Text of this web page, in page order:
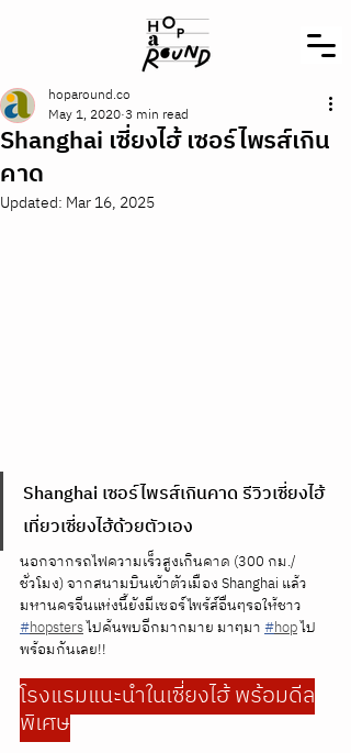
Shanghai เซี่ยงไฮ้ เซอร์ไพรส์เกิน
คาด
hoparound.co
May 1, 2020 3 min read
Updated: Mar 16, 2025
Shanghai เซอร์ไพรส์เกินคาด รีวิวเซี่ยงไฮ้
เที่ยวเซี่ยงไฮ้ด้วยตัวเอง
นอกจากรถไฟความเร็วสูงเกินคาด (300 กม./
ชั่วโมง) จากสนามบินเข้าตัวเมือง Shanghai แล้ว
มหานครจีนแห่งนี้ยังมีเซอร์ไพร้ส์อื่นๆรอให้ชาว
#hopsters ไปค้นพบอีกมากมาย มาๆมา #hop ไป
พร้อมกันเลย!!
โรงแรมแนะนำในเซี่ยงไฮ้ พร้อมดีล
พิเศษ